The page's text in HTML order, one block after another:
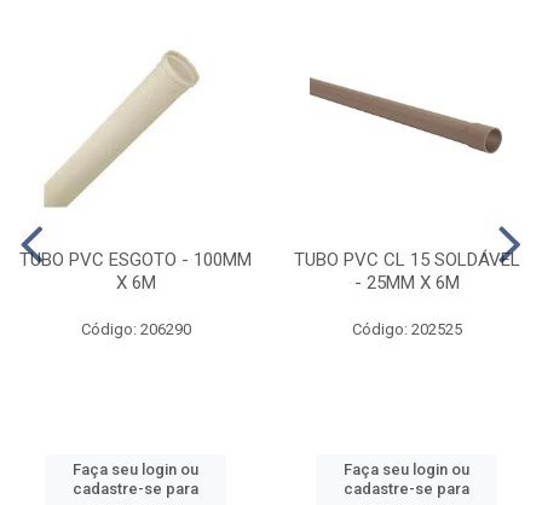
TUBO PVC ESGOTO - 100MM
X 6M
Código: 206290
Faça seu login ou
cadastre-se para
TUBO PVC CL 15 SOLDÁVEL
- 25MM X 6M
Código: 202525
Faça seu login ou
cadastre-se para